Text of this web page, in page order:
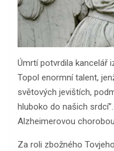
Úmrtí potvrdila kancelář
Topol enormní talent,
světových jevištích,
hluboko do našich
Alzheimerovou
Za roli zbožného